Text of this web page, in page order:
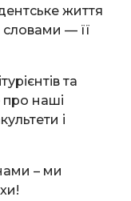
життя
— її
та
про наші
і
– ми